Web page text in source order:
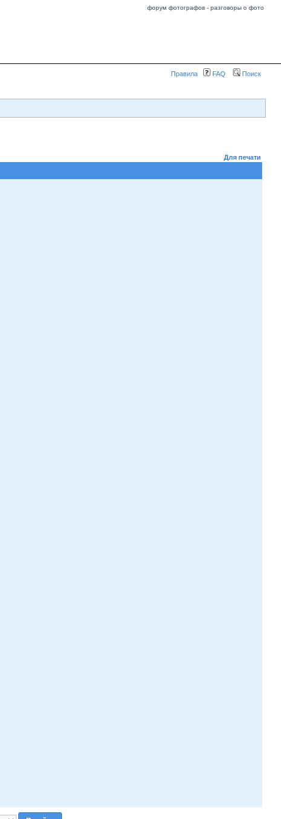
форум фотографов - разговоры о фото
Правила FAQ Поиск
Для печати